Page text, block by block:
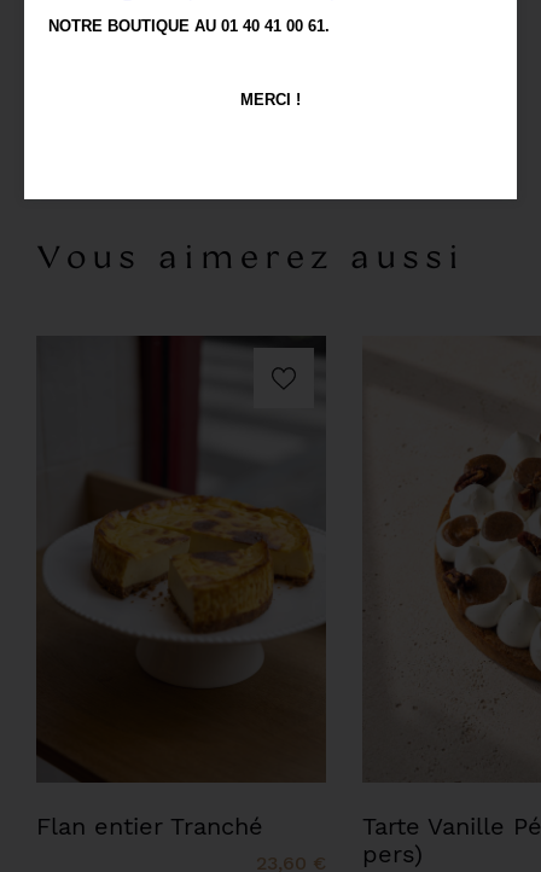
NOTRE BOUTIQUE AU 01 40 41 00 61.
MERCI !
chocolat au lait
(A commander 72h à l'avance)
Vous aimerez aussi
Flan entier Tranché
23,60 €
Tarte Vanille
pers)